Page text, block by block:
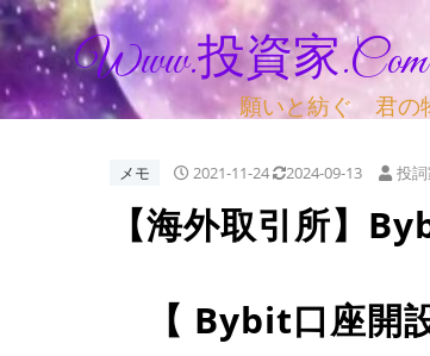
Www.投資家.com
願いと紡ぐ 君の物
メモ 2021-11-24 2024-09-13 投
【海外取引所】
【 Bybit口座開